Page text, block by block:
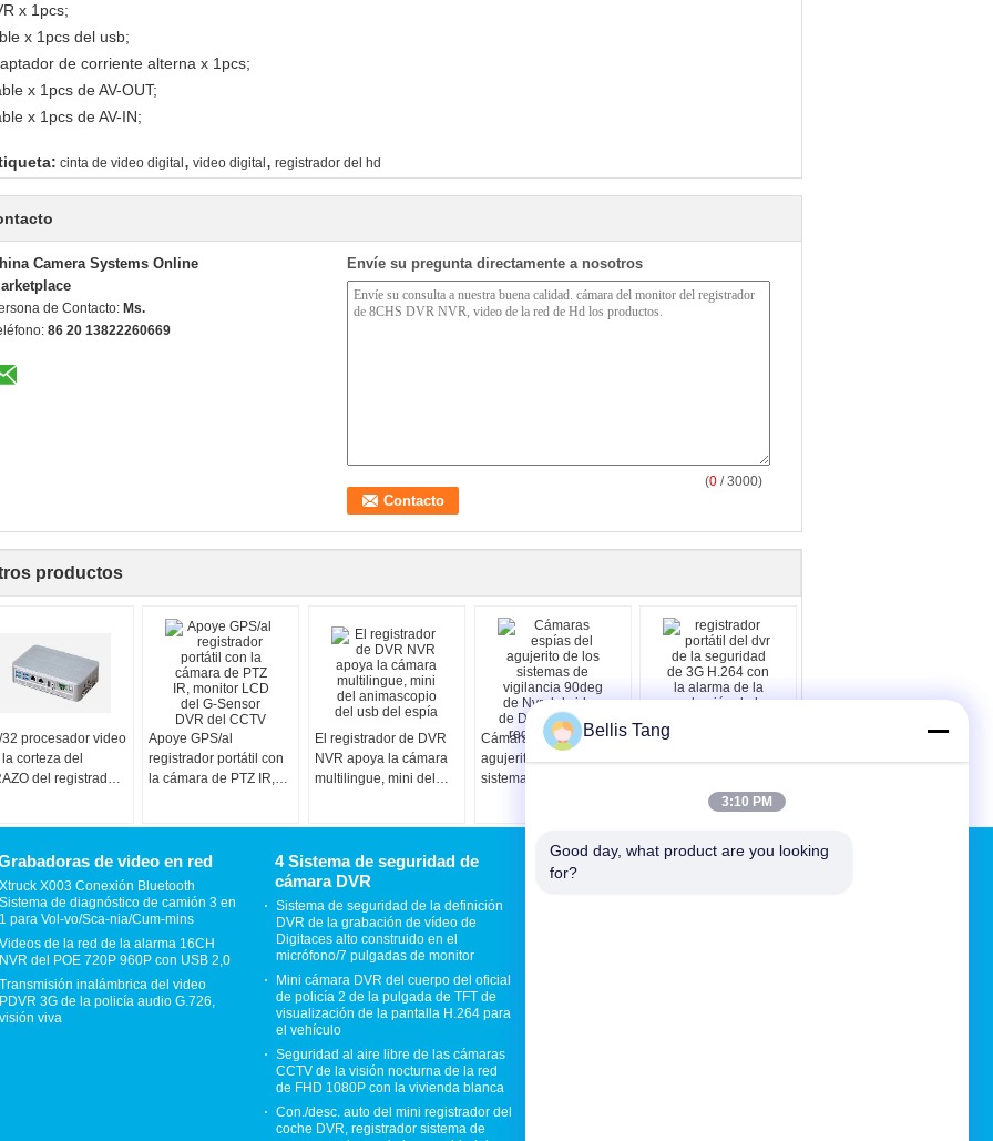
x 1pcs;
x 1pcs del usb;
de corriente alterna x 1pcs;
x 1pcs de AV-OUT;
x 1pcs de AV-IN;
cinta de video digital , video digital , registrador del hd
Camera Systems Online
de Contacto: Ms.
86 20 13822260669
Envíe su pregunta directamente a nosotros
(0 / 3000)
productos
procesador video
corteza del
del registrador
Apoye GPS/al
registrador portátil con
la cámara de PTZ IR,
El registrador de DVR
NVR apoya la cámara
multilingue, mini del
Cámaras espías del
agujerito de los
sistemas de vigilancia
registrador portátil del
dvr de la seguridad de
de la grabación de la
de video en red
Xtruck X003 Conexión Bluetooth
Sistema de diagnóstico de camión 3 en
1 para Vol-vo/Sca-nia/Cum-mins
Videos de la red de la alarma 16CH
NVR del POE 720P 960P con USB 2,0
Transmisión inalámbrica del video
PDVR 3G de la policía audio G.726,
visión viva
4 Sistema de seguridad de
cámara DVR
Sistema de seguridad de la definición
DVR de la grabación de vídeo de
Digitaces alto construido en el
micrófono/7 pulgadas de monitor
Mini cámara DVR del cuerpo del oficial
de policía 2 de la pulgada de TFT de
visualización de la pantalla H.264 para
el vehículo
Seguridad al aire libre de las cámaras
CCTV de la visión nocturna de la red
de FHD 1080P con la vivienda blanca
Con./desc. auto del mini registrador del
coche DVR, registrador sistema de
Solicitar una cotización
Bellis Tang
3:10 PM
Good day, what product are you looking
for?